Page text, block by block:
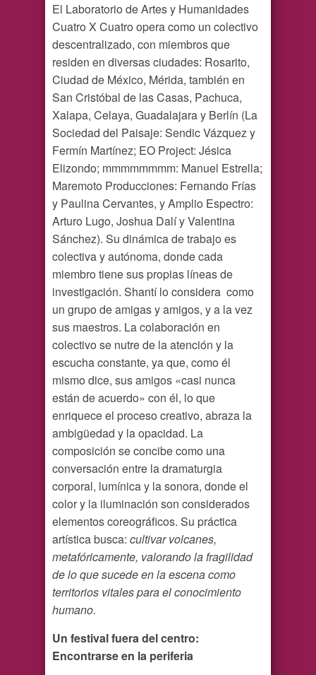
El Laboratorio de Artes y Humanidades
Cuatro X Cuatro opera como un colectivo
descentralizado, con miembros que
residen en diversas ciudades: Rosarito,
Ciudad de México, Mérida, también en
San Cristóbal de las Casas, Pachuca,
Xalapa, Celaya, Guadalajara y Berlín (La
Sociedad del Paisaje: Sendic Vázquez y
Fermín Martínez; EO Project: Jésica
Elizondo; mmmmmmmm: Manuel Estrella;
Maremoto Producciones: Fernando Frías
y Paulina Cervantes, y Amplio Espectro:
Arturo Lugo, Joshua Dalí y Valentina
Sánchez). Su dinámica de trabajo es
colectiva y autónoma, donde cada
miembro tiene sus propias líneas de
investigación. Shantí lo considera como
un grupo de amigas y amigos, y a la vez
sus maestros. La colaboración en
colectivo se nutre de la atención y la
escucha constante, ya que, como él
mismo dice, sus amigos «casi nunca
están de acuerdo» con él, lo que
enriquece el proceso creativo, abraza la
ambigüedad y la opacidad. La
composición se concibe como una
conversación entre la dramaturgia
corporal, lumínica y la sonora, donde el
color y la iluminación son considerados
elementos coreográficos. Su práctica
artística busca: cultivar volcanes,
metafóricamente, valorando la fragilidad
de lo que sucede en la escena como
territorios vitales para el conocimiento
humano.
Un festival fuera del centro:
Encontrarse en la periferia